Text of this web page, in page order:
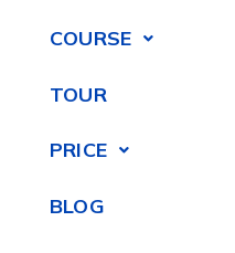
COURSE
TOUR
PRICE
BLOG